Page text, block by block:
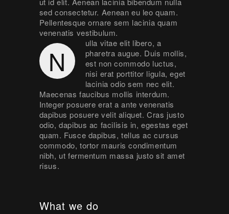
sed consectetur. Aenean eu leo quam.
Pellentesque ornare sem lacinia quam
venenatis vestibulum.
N
ulla vitae elit libero, a
pharetra augue. Duis mollis,
est non commodo luctus,
nisi erat porttitor ligula, eget
lacinia odio sem nec elit.
Maecenas faucibus mollis interdum.
Integer posuere erat a ante venenatis
dapibus posuere velit aliquet. Cras justo
odio, dapibus ac facilisis in, egestas eget
quam. Fusce dapibus, tellus ac cursus
commodo, tortor mauris condimentum
nibh, ut fermentum massa justo sit amet
risus.
What we do